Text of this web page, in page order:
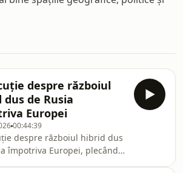
despre războiul
dus de Rusia
Europei
00:44:39
despre războiul hibrid dus
împotriva Europei, plecând